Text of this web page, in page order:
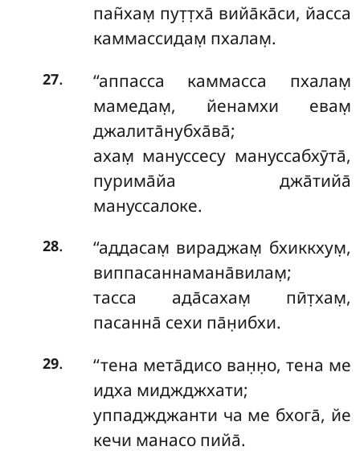
пан̃хам̣ пут̣т̣ха̄ вийа̄ка̄си, йасса
каммассидам̣ пхалам̣.
27.
‘‘аппасса каммасса пхалам̣
мамедам̣, йенамхи евам̣
джалита̄нубха̄ва̄;
ахам̣ мануссесу мануссабхӯта̄,
пурима̄йа джа̄тийа̄
мануссалоке.
28. ‘‘аддасам̣ вираджам̣ бхиккхум̣,
виппасаннамана̄вилам̣;
тасса ада̄сахам̣ пӣт̣хам̣,
пасанна̄ сехи па̄н̣ибхи.
29.
‘‘тена мета̄дисо ван̣н̣о, тена ме
идха миджджхати;
уппаджджанти ча ме бхога̄, йе
кечи манасо пийа̄.